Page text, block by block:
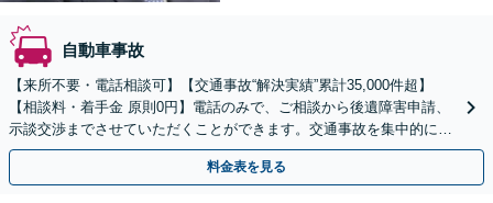
自動車事故
【来所不要・電話相談可】【交通事故“解決実績”累計35,000件超】
【相談料・着手金 原則0円】電話のみで、ご相談から後遺障害申請、
示談交渉までさせていただくことができます。交通事故を集中的に取
り扱っている弁護士が全力でサポート！
料金表を見る